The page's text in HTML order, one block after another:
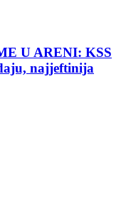
U ARENI: KSS
najjeftinija